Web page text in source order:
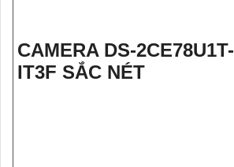
CAMERA DS-2CE78U1T-
IT3F SẮC NÉT